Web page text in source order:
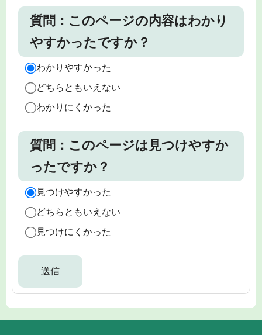
質問：このページの内容はわかり
やすかったですか？
わかりやすかった
どちらともいえない
わかりにくかった
質問：このページは見つけやすか
ったですか？
見つけやすかった
どちらともいえない
見つけにくかった